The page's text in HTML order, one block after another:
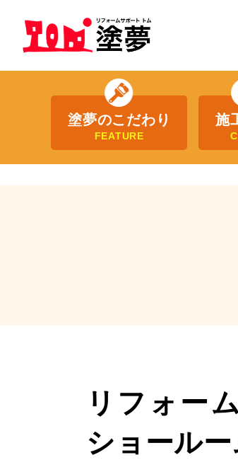
塗夢のこだわり
FEATURE
施
リフォー
ショール